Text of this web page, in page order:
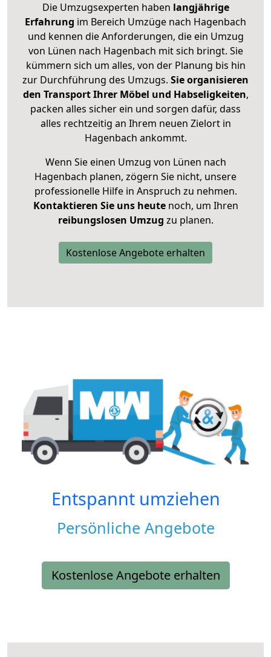
Die Umzugsexperten haben langjährige
Erfahrung im Bereich Umzüge nach Hagenbach
und kennen die Anforderungen, die ein Umzug
von Lünen nach Hagenbach mit sich bringt. Sie
kümmern sich um alles, von der Planung bis hin
zur Durchführung des Umzugs. Sie organisieren
den Transport Ihrer Möbel und Habseligkeiten,
packen alles sicher ein und sorgen dafür, dass
alles rechtzeitig an Ihrem neuen Zielort in
Hagenbach ankommt.
Wenn Sie einen Umzug von Lünen nach
Hagenbach planen, zögern Sie nicht, unsere
professionelle Hilfe in Anspruch zu nehmen.
Kontaktieren Sie uns heutenoch, um Ihren
reibungslosen Umzug zu planen.
Kostenlose Angebote erhalten
Entspannt umziehen
Persönliche Angebote
Kostenlose Angebote erhalten